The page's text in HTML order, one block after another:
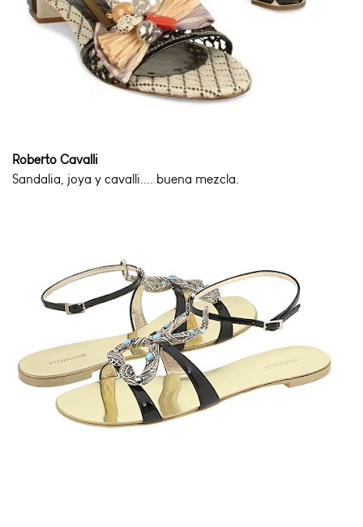
Roberto Cavalli
Sandalia, joya y cavalli.... buena mezcla.